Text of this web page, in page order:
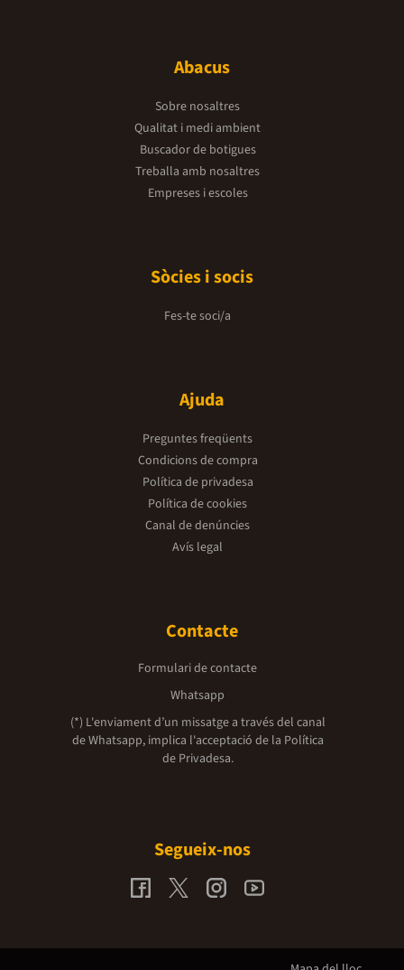
Abacus
Sobre nosaltres
Qualitat i medi ambient
Buscador de botigues
Treballa amb nosaltres
Empreses i escoles
Sòcies i socis
Fes-te soci/a
Ajuda
Preguntes freqüents
Condicions de compra
Política de privadesa
Política de cookies
Canal de denúncies
Avís legal
Contacte
Formulari de contacte
Whatsapp
(*) L'enviament d’un missatge a través del canal
de Whatsapp, implica l'acceptació de la Política
de Privadesa.
Segueix-nos